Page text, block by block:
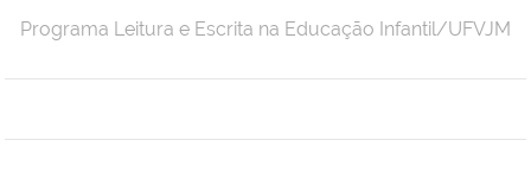
Programa Leitura e Escrita na Educação Infantil/UFVJM